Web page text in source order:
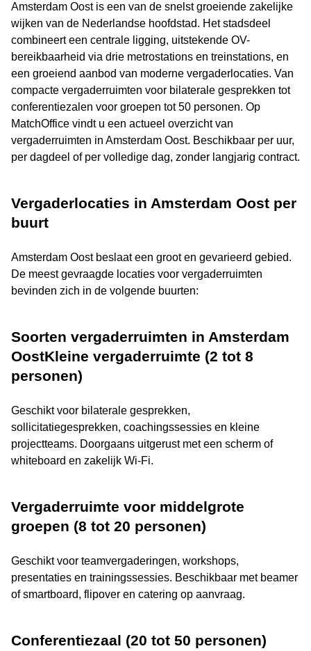
Amsterdam Oost is een van de snelst groeiende zakelijke
wijken van de Nederlandse hoofdstad. Het stadsdeel
combineert een centrale ligging, uitstekende OV-
bereikbaarheid via drie metrostations en treinstations, en
een groeiend aanbod van moderne vergaderlocaties. Van
compacte vergaderruimten voor bilaterale gesprekken tot
conferentiezalen voor groepen tot 50 personen. Op
MatchOffice vindt u een actueel overzicht van
vergaderruimten in Amsterdam Oost. Beschikbaar per uur,
per dagdeel of per volledige dag, zonder langjarig contract.
Vergaderlocaties in Amsterdam Oost per
buurt
Amsterdam Oost beslaat een groot en gevarieerd gebied.
De meest gevraagde locaties voor vergaderruimten
bevinden zich in de volgende buurten:
Soorten vergaderruimten in Amsterdam
OostKleine vergaderruimte (2 tot 8
personen)
Geschikt voor bilaterale gesprekken,
sollicitatiegesprekken, coachingssessies en kleine
projectteams. Doorgaans uitgerust met een scherm of
whiteboard en zakelijk Wi-Fi.
Vergaderruimte voor middelgrote
groepen (8 tot 20 personen)
Geschikt voor teamvergaderingen, workshops,
presentaties en trainingssessies. Beschikbaar met beamer
of smartboard, flipover en catering op aanvraag.
Conferentiezaal (20 tot 50 personen)